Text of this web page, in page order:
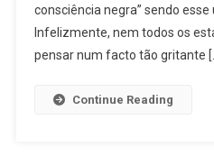
consciência negra” sendo
Infelizmente, nem todos os
pensar num facto tão gritante
Continue Reading